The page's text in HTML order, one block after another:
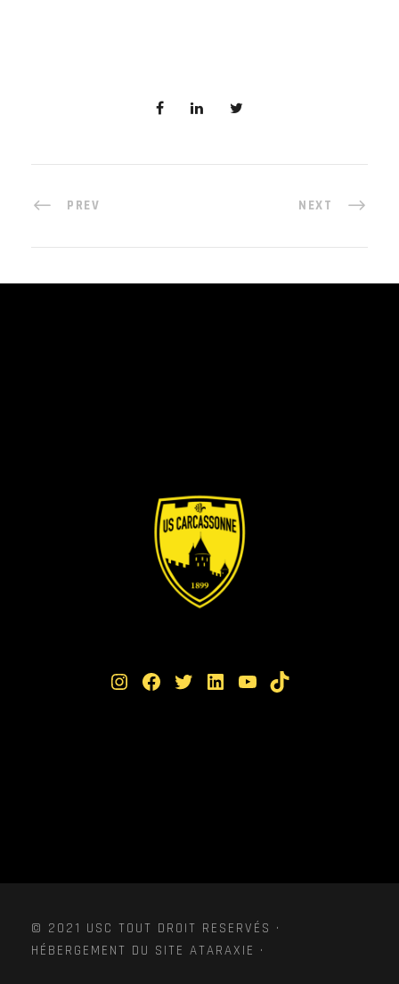
PREV NEXT
Instagram Facebook Twitter LinkedIn YouTube TikTok
© 2021 USC TOUT DROIT RESERVÉS ·
HÉBERGEMENT DU SITE ATARAXIE ·